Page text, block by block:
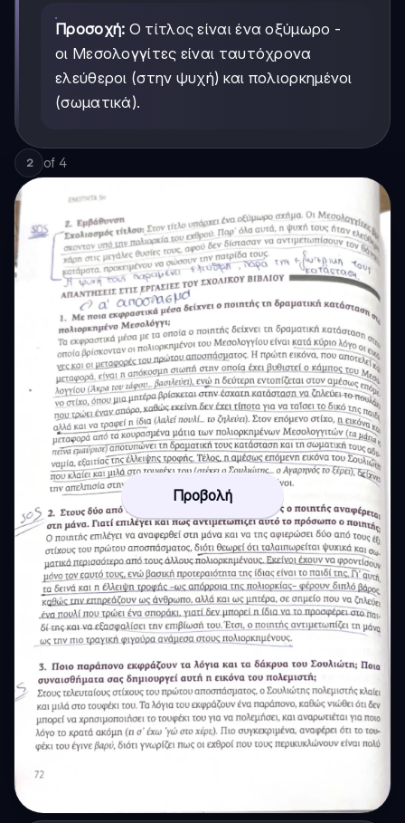
Προσοχή: Ο τίτλος είναι ένα οξύμωρο -
οι Μεσολογγίτες είναι ταυτόχρονα
ελεύθεροι (στην ψυχή) και πολιορκημένοι
(σωματικά).
2 of 4
Προβολή